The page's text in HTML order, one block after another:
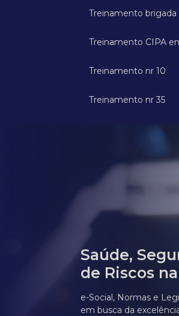
Treinamento
Treinamento CIPA
Treinamento nr 10
Treinamento nr 35
Saúde,
de Riscos
e-Social, Normas e
em busca da